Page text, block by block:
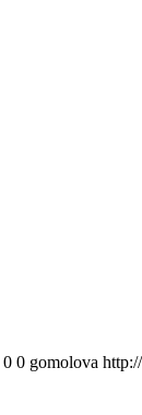
0 0 gomolova